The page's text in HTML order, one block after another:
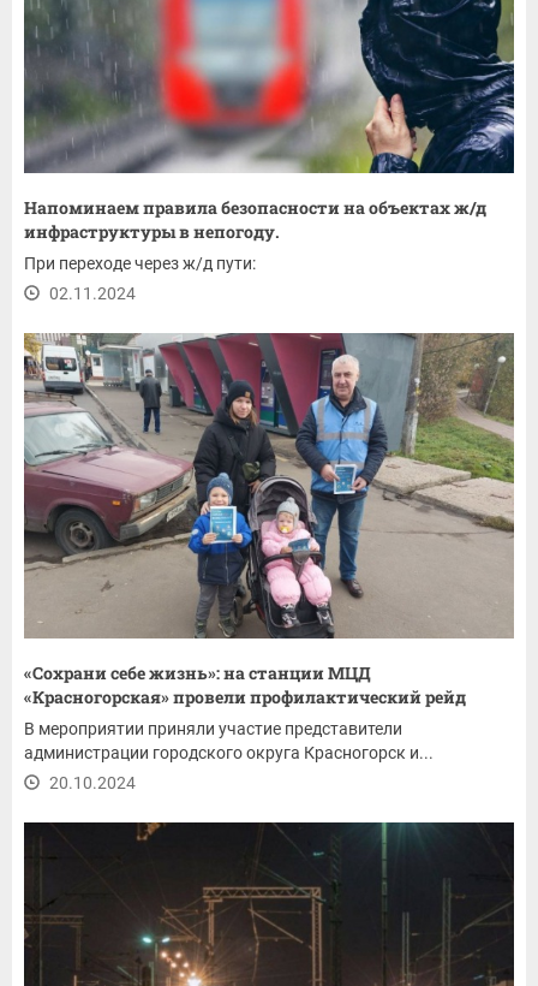
Напоминаем правила безопасности на объектах ж/д
инфраструктуры в непогоду.
При переходе через ж/д пути:
02.11.2024
«Сохрани себе жизнь»: на станции МЦД
«Красногорская» провели профилактический рейд
В мероприятии приняли участие представители
администрации городского округа Красногорск и...
20.10.2024